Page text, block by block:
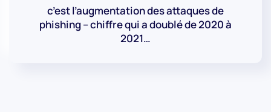
c’est l’augmentation des attaques de
phishing – chiffre qui a doublé de 2020 à
2021…